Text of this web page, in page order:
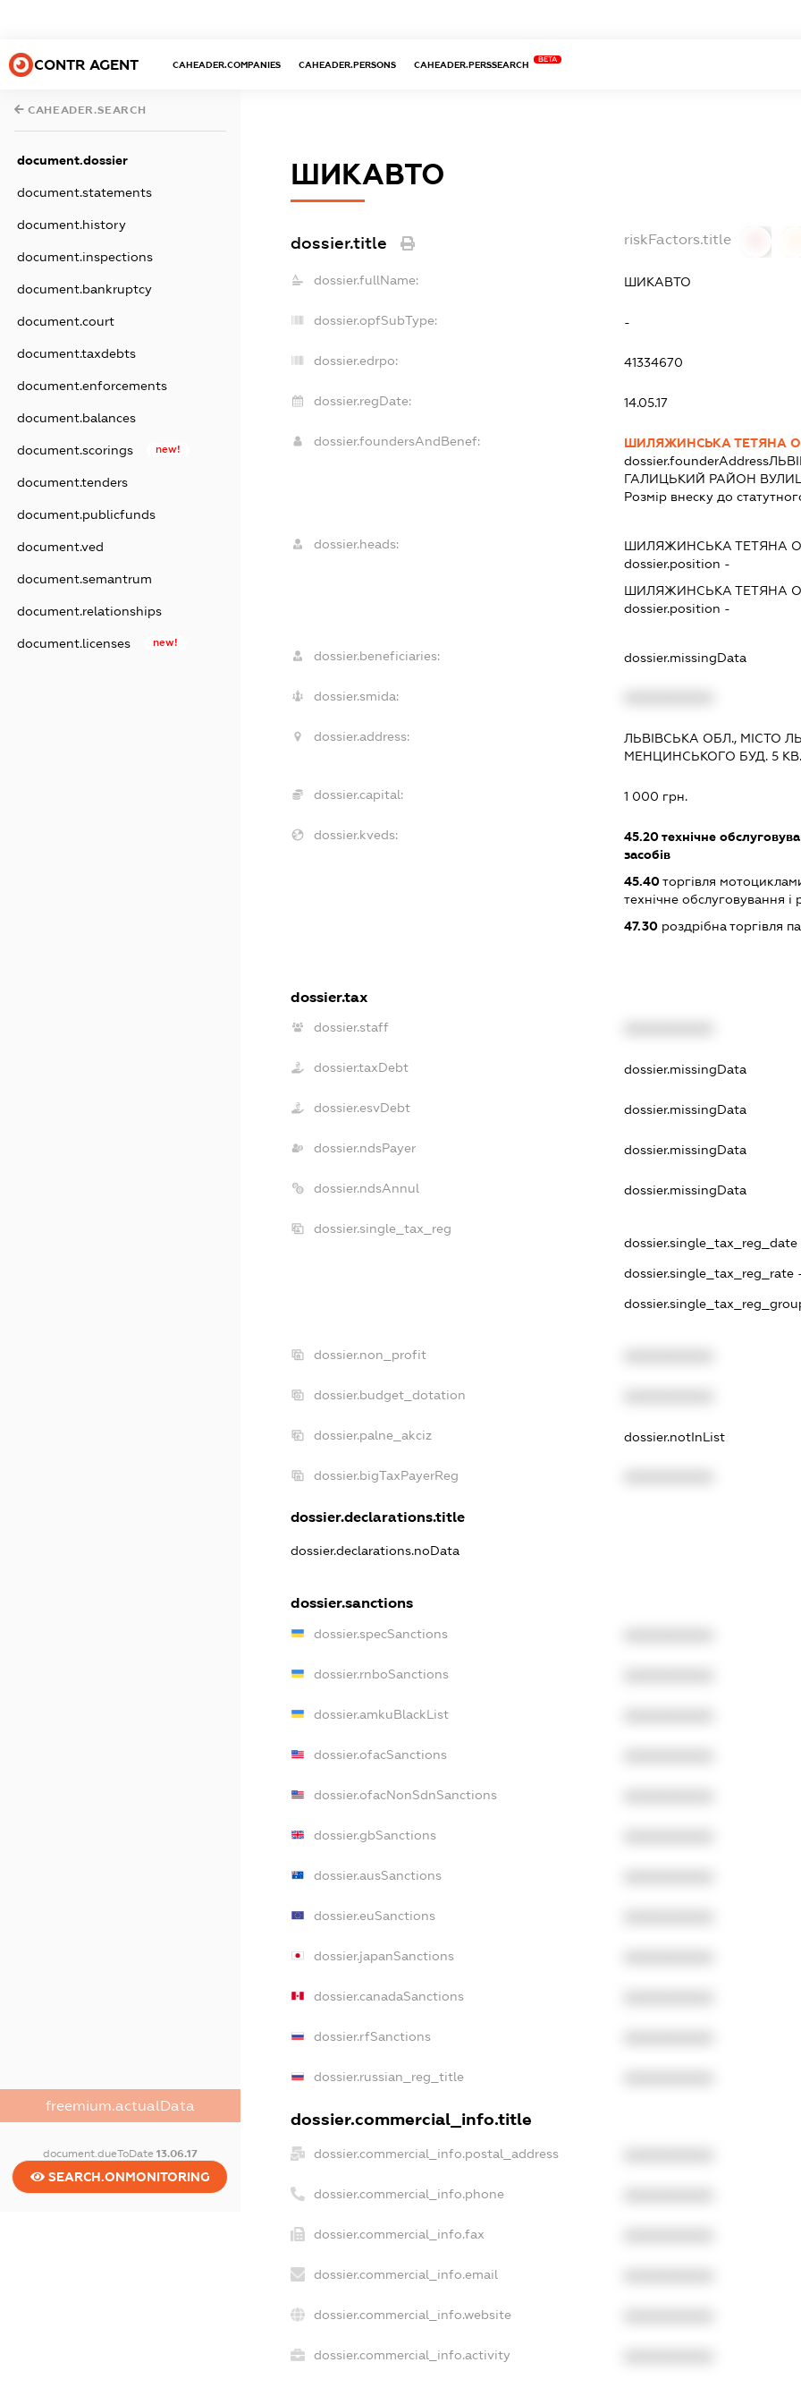
CONTR AGENT CAHEADER.COMPANIES CAHEADER.PERSONS CAHEADER.PERSSEARCH
BETA
CAHEADER.SEARCH
document.dossier
document.statements
document.history
document.inspections
document.bankruptcy
document.court
document.taxdebts
document.enforcements
document.balances
document.scorings new!
document.tenders
document.publicfunds
document.ved
document.semantrum
document.relationships
document.licenses new!
freemium.actualData
document.dueToDate 13.06.17
SEARCH.ONMONITORING
ШИКАВТО
dossier.title riskFactors.title
dossier.fullName: ШИКАВТО
dossier.opfSubType: -
dossier.edrpo: 41334670
dossier.regDate: 14.05.17
dossier.foundersAndBenef:
ШИЛЯЖИНСЬКА ТЕТЯНА
dossier.founderAddress
ГАЛИЦЬКИЙ РАЙОН
Розмір внеску до
dossier.heads: ШИЛЯЖИНСЬКА ТЕТЯНА
dossier.position -
ШИЛЯЖИНСЬКА ТЕТЯНА
dossier.position -
dossier.beneficiaries: dossier.missingData
dossier.smida:
dossier.address:
ЛЬВІВСЬКА ОБЛ., МІСТО
МЕНЦИНСЬКОГО БУД. 5
dossier.capital: 1 000 грн.
dossier.kveds: 45.20технічне
засобів
45.40торгівля
технічне обслуговування і
47.30роздрібна торгівля
dossier.tax
dossier.staff
dossier.taxDebt dossier.missingData
dossier.esvDebt dossier.missingData
dossier.ndsPayer dossier.missingData
dossier.ndsAnnul dossier.missingData
dossier.single_tax_reg
dossier.single_tax_reg_date
dossier.single_tax_reg_rate
dossier.non_profit
dossier.budget_dotation
dossier.palne_akciz dossier.notInList
dossier.bigTaxPayerReg
dossier.declarations.title
dossier.declarations.noData
dossier.sanctions
dossier.specSanctions
dossier.rnboSanctions
dossier.amkuBlackList
dossier.ofacSanctions
dossier.ofacNonSdnSanctions
dossier.gbSanctions
dossier.ausSanctions
dossier.euSanctions
dossier.japanSanctions
dossier.canadaSanctions
dossier.rfSanctions
dossier.russian_reg_title
dossier.commercial_info.title
dossier.commercial_info.postal_address
dossier.commercial_info.phone
dossier.commercial_info.fax
dossier.commercial_info.email
dossier.commercial_info.website
dossier.commercial_info.activity